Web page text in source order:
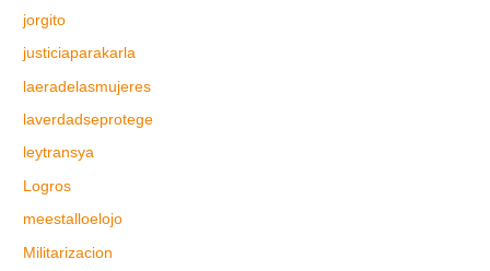
jorgito
justiciaparakarla
laeradelasmujeres
laverdadseprotege
leytransya
Logros
meestalloelojo
Militarizacion